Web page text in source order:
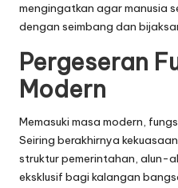
mengingatkan agar manusia
dengan seimbang dan
Pergeseran
Modern
Memasuki masa modern,
Seiring berakhirnya
struktur pemerintahan, alun-
eksklusif bagi kalangan